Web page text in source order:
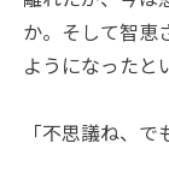
か。そして智恵
ようになったと
「不思議ね、